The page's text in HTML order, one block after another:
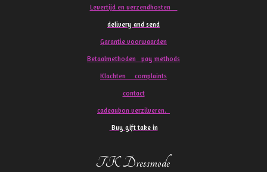
Levertijd en verzendkosten
delivery and send
Garantie voorwaarden
Betaalmethoden pay methods
Klachten complaints
contact
cadeaubon verzilveren.
Buy gift take in
TK Dressmode